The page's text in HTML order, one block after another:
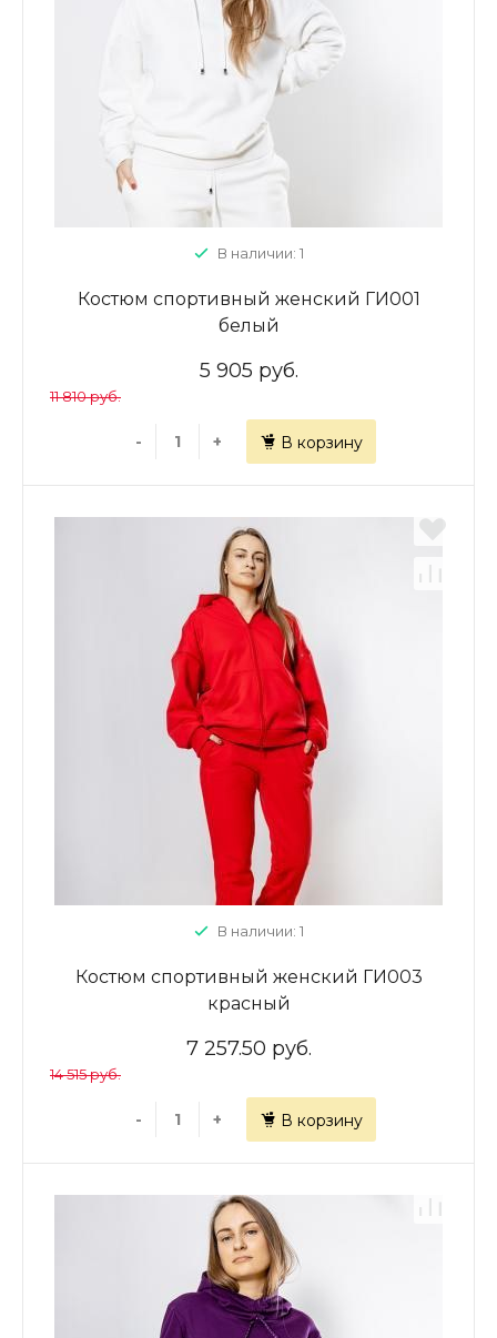
В наличии: 1
Костюм спортивный женский ГИ001
белый
5 905 руб.
11 810 руб.
- + В корзину
В наличии: 1
Костюм спортивный женский ГИ003
красный
7 257.50 руб.
14 515 руб.
- + В корзину